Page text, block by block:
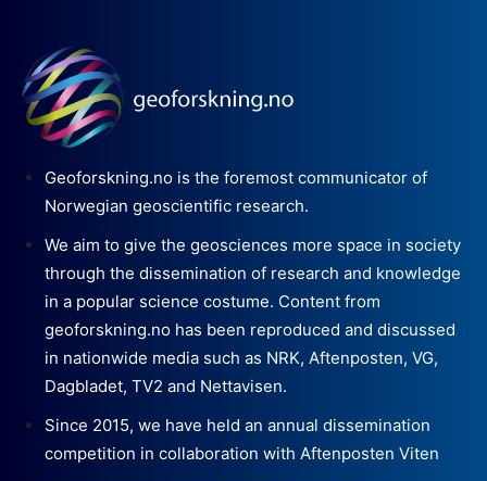
Geoforskning.no is the foremost communicator of
Norwegian geoscientific research.
We aim to give the geosciences more space in society
through the dissemination of research and knowledge
in a popular science costume. Content from
geoforskning.no has been reproduced and discussed
in nationwide media such as NRK, Aftenposten, VG,
Dagbladet, TV2 and Nettavisen.
Since 2015, we have held an annual dissemination
competition in collaboration with Aftenposten Viten